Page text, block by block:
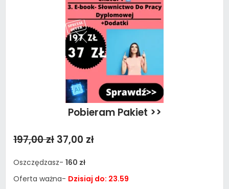
Pobieram Pakiet >>
197,00 zł 37,00 zł
Oszczędzasz- 160 zł
Oferta ważna- Dzisiaj do: 23.59